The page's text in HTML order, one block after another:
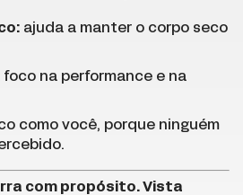
ajuda a manter o corpo seco
foco na performance e na
como você, porque ninguém
com propósito. Vista